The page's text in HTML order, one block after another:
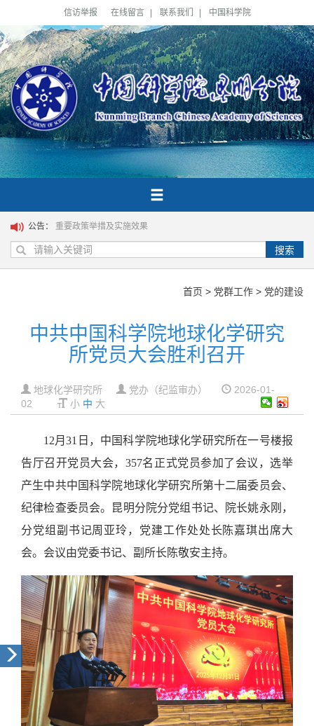
信访举报 在线留言 联系我们 中国科学院
公告： 重要政策举措及实施效果
搜索
首页 > 党群工作 > 党的建设
中共中国科学院地球化学研究
所党员大会胜利召开
地球化学研究所 党办（纪监审办）
2026-01-
02
小 中 大
12月31日，中国科学院地球化学研究所在一号楼报
告厅召开党员大会，357名正式党员参加了会议，选举
产生中共中国科学院地球化学研究所第十二届委员会、
纪律检查委员会。昆明分院分党组书记、院长姚永刚，
分党组副书记周亚玲，党建工作处处长陈嘉琪出席大
会。会议由党委书记、副所长陈敬安主持。